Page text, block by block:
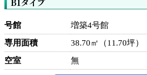
号館
増築4号館
専用面積
38.70㎡（11.70坪）
空室
無